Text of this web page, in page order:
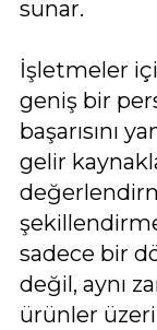
sunar.
İşletmeler
geniş bir
başarısını
gelir
sadece bir
değil, aynı
ürünler